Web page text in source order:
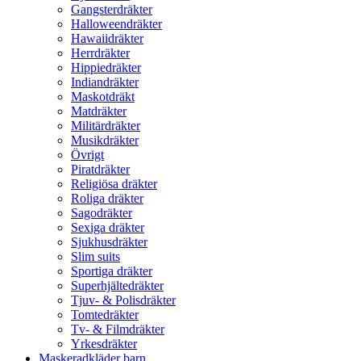
Gangsterdräkter
Halloweendräkter
Hawaiidräkter
Herrdräkter
Hippiedräkter
Indiandräkter
Maskotdräkt
Matdräkter
Militärdräkter
Musikdräkter
Övrigt
Piratdräkter
Religiösa dräkter
Roliga dräkter
Sagodräkter
Sexiga dräkter
Sjukhusdräkter
Slim suits
Sportiga dräkter
Superhjältedräkter
Tjuv- & Polisdräkter
Tomtedräkter
Tv- & Filmdräkter
Yrkesdräkter
Maskeradkläder barn